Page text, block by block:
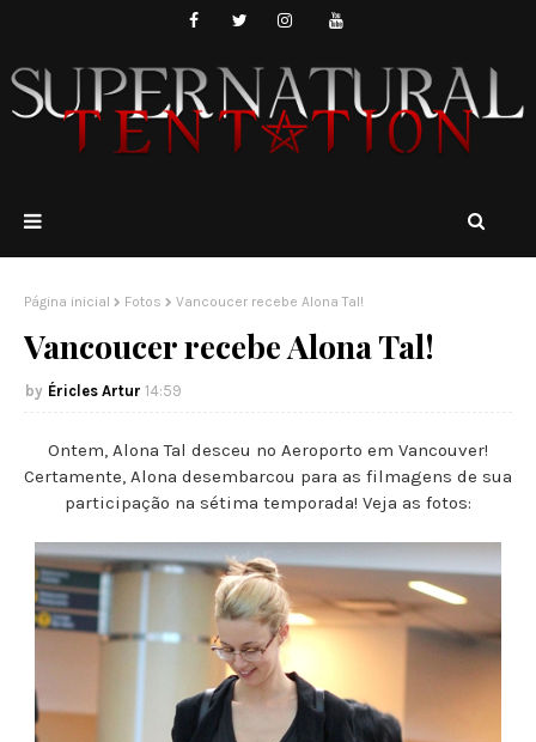
Página inicial Fotos Vancoucer recebe Alona Tal!
Vancoucer recebe Alona Tal!
Éricles Artur 14:59
Ontem, Alona Tal desceu no Aeroporto em Vancouver!
Certamente, Alona desembarcou para as filmagens de sua
participação na sétima temporada! Veja as fotos: